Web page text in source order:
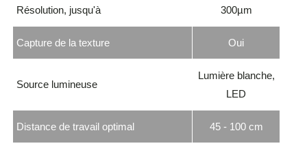
Résolution, jusqu'à 300µm
Capture de la texture Oui
Source lumineuse
Lumière blanche,
LED
Distance de travail optimal 45 - 100 cm